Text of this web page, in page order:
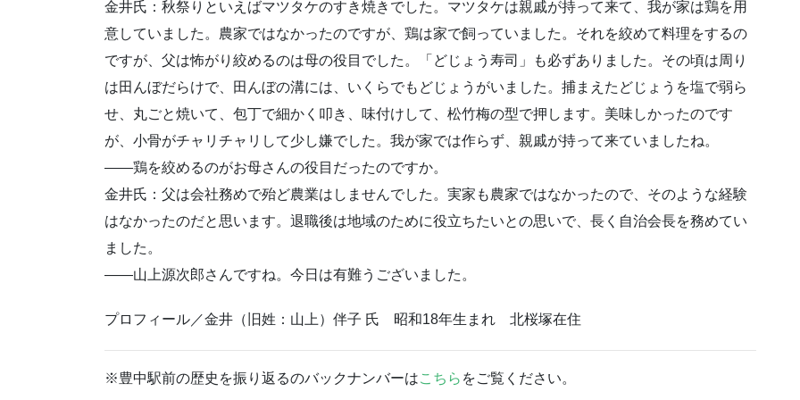
金井氏：秋祭りといえばマツタケのすき焼きでした。マツタケは親戚が持って来て、我が家は鶏を用
意していました。農家ではなかったのですが、鶏は家で飼っていました。それを絞めて料理をするの
ですが、父は怖がり絞めるのは母の役目でした。「どじょう寿司」も必ずありました。その頃は周り
は田んぼだらけで、田んぼの溝には、いくらでもどじょうがいました。捕まえたどじょうを塩で弱ら
せ、丸ごと焼いて、包丁で細かく叩き、味付けして、松竹梅の型で押します。美味しかったのです
が、小骨がチャリチャリして少し嫌でした。我が家では作らず、親戚が持って来ていましたね。
——鶏を絞めるのがお母さんの役目だったのですか。
金井氏：父は会社務めで殆ど農業はしませんでした。実家も農家ではなかったので、そのような経験
はなかったのだと思います。退職後は地域のために役立ちたいとの思いで、長く自治会長を務めてい
ました。
——山上源次郎さんですね。今日は有難うございました。
プロフィール／金井（旧姓：山上）伴子 氏 昭和18年生まれ 北桜塚在住
※豊中駅前の歴史を振り返るのバックナンバーはこちら をご覧ください。